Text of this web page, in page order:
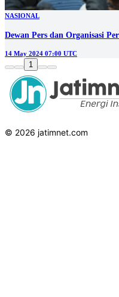
NASIONAL
Dewan Pers dan Organisasi
14 May 2024 07:00 UTC
1
© 2026 jatimnet.com